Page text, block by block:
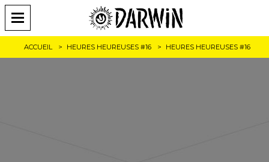
ACCUEIL HEURES HEUREUSES #16 HEURES HEUREUSES #16